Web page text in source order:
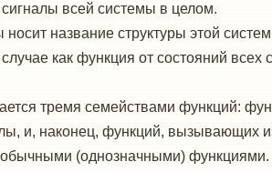
всей системы в целом.
название структуры этой
как функция от состояний
тремя семействами функций:
и, наконец, функций, вызывающих
(однозначными)